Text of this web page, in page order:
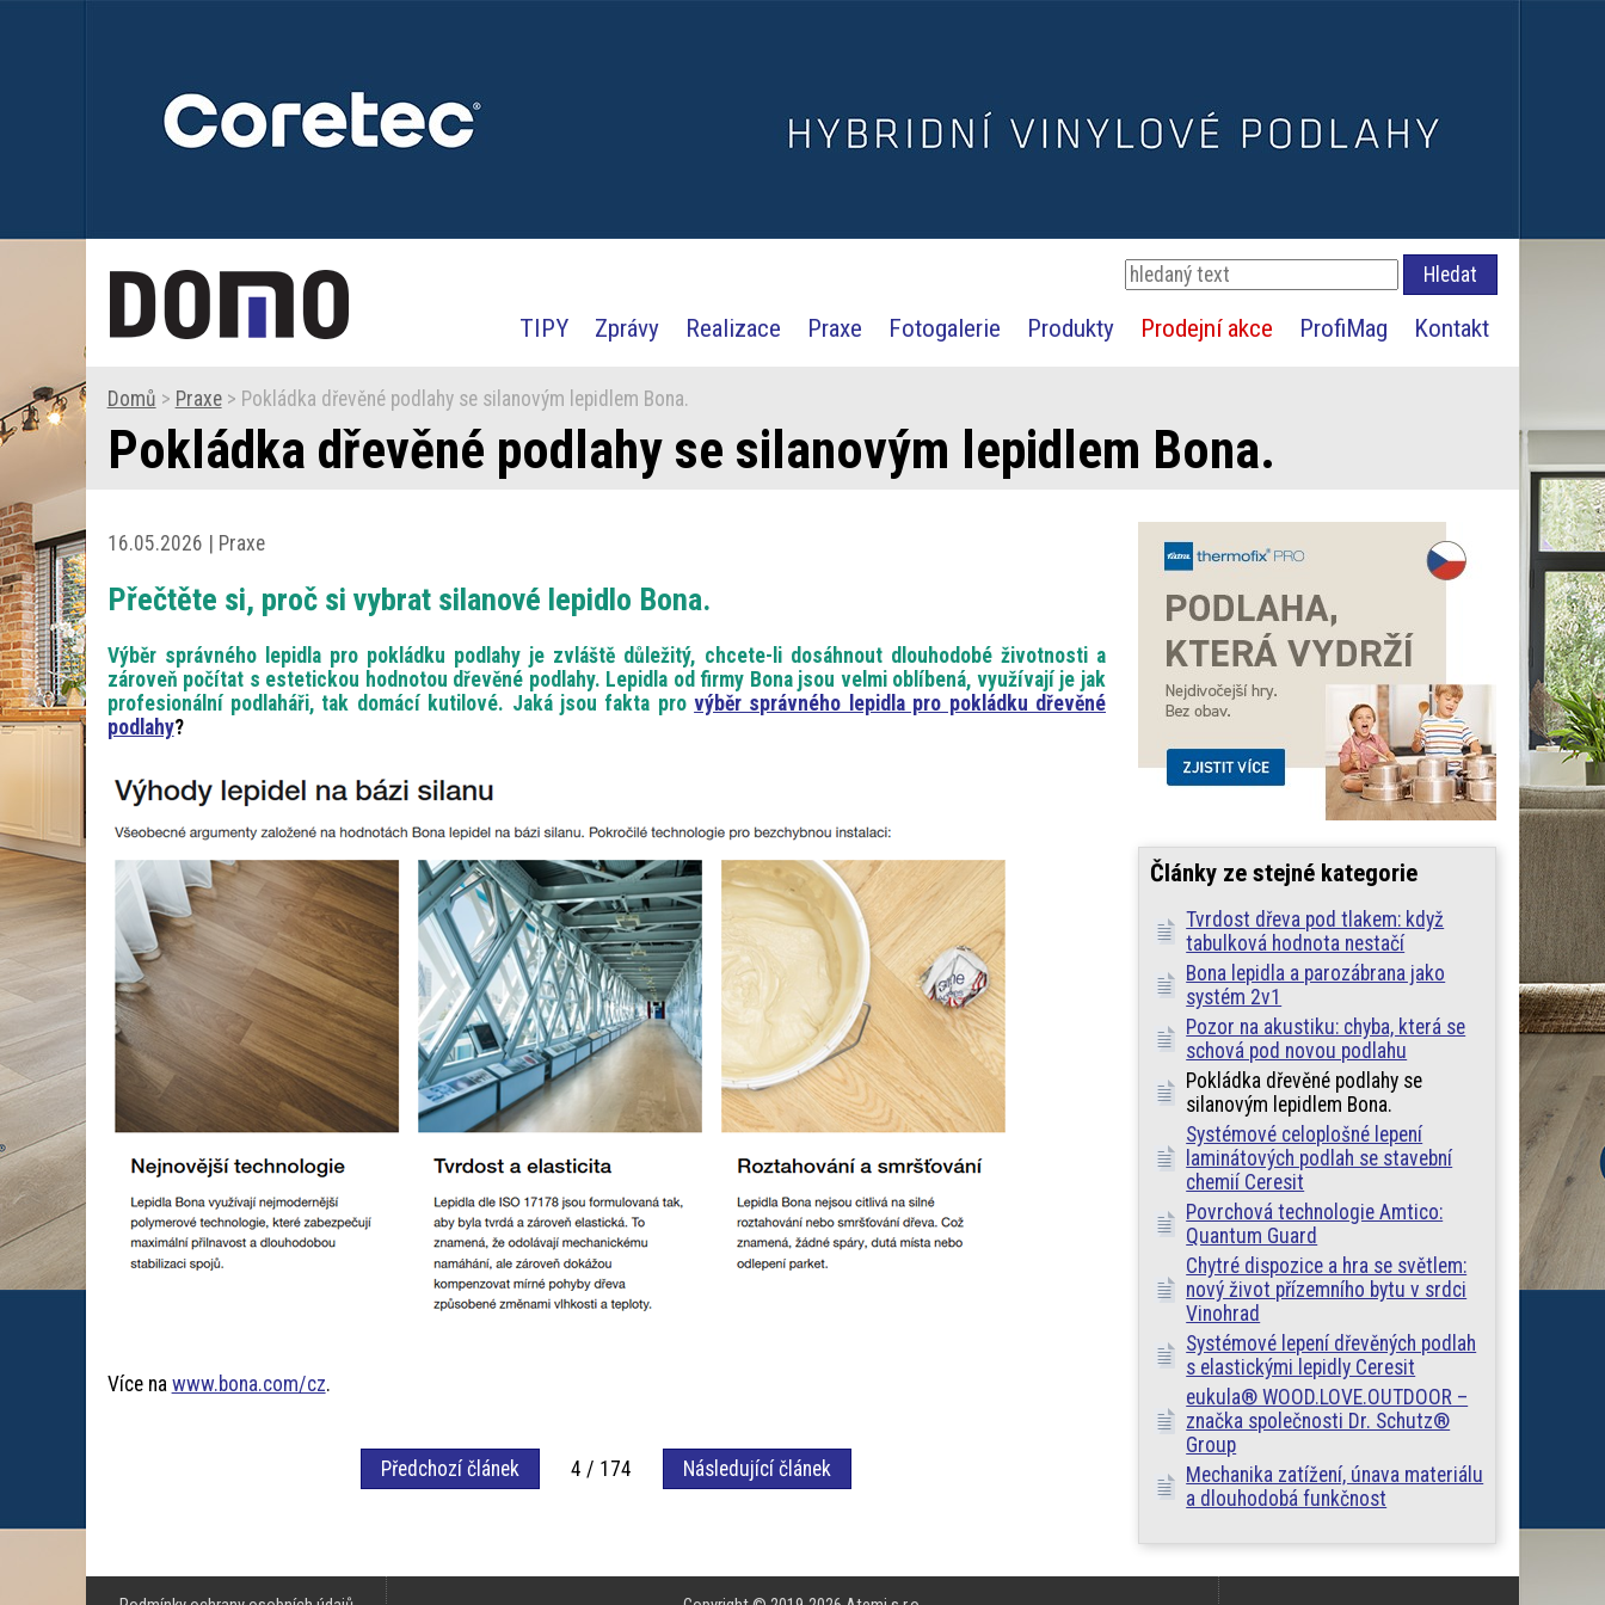
TIPY Zprávy Realizace Praxe Fotogalerie Produkty Prodejní akce ProfiMag Kontakt
Domů > Praxe> Pokládka dřevěné podlahy se silanovým lepidlem Bona.
Pokládka dřevěné podlahy se silanovým lepidlem Bona.
Články ze stejné kategorie
Tvrdost dřeva pod tlakem: když
tabulková hodnota nestačí
Bona lepidla a parozábrana jako
systém 2v1
Pozor na akustiku: chyba, která se
schová pod novou podlahu
Pokládka dřevěné podlahy se
silanovým lepidlem Bona.
Systémové celoplošné lepení
laminátových podlah se stavební
chemií Ceresit
Povrchová technologie Amtico:
Quantum Guard
Chytré dispozice a hra se světlem:
nový život přízemního bytu v srdci
Vinohrad
Systémové lepení dřevěných podlah
s elastickými lepidly Ceresit
eukula® WOOD.LOVE.OUTDOOR –
značka společnosti Dr. Schutz®
Group
Mechanika zatížení, únava materiálu
a dlouhodobá funkčnost
16.05.2026 | Praxe
Přečtěte si, proč si vybrat silanové lepidlo Bona.
Výběr správného lepidla pro pokládku podlahy je zvláště důležitý, chcete-li dosáhnout dlouhodobé životnosti a
zároveň počítat s estetickou hodnotou dřevěné podlahy. Lepidla od firmy Bona jsou velmi oblíbená, využívají je jak
profesionální podlaháři, tak domácí kutilové. Jaká jsou fakta pro výběr správného lepidla pro pokládku dřevěné
podlahy?
Více na www.bona.com/cz.
Předchozí článek 4 / 174 Následující článek